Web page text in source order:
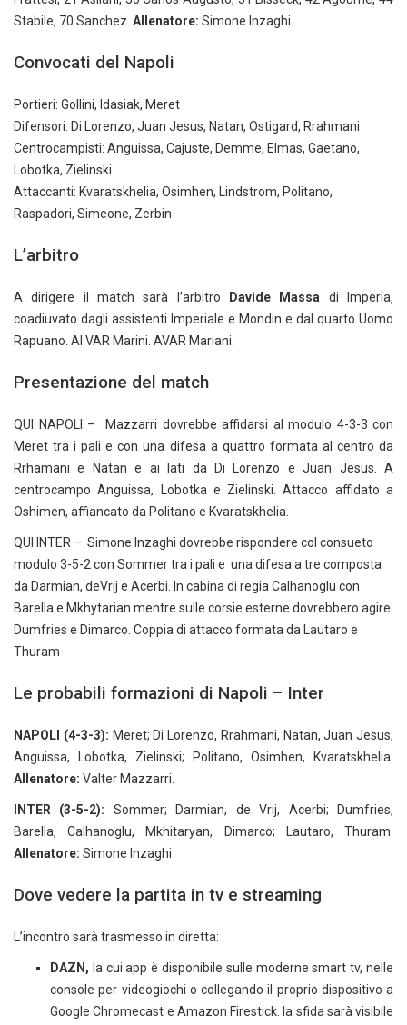
Stabile, 70 Sanchez. Allenatore: Simone Inzaghi.
Convocati del Napoli
Portieri: Gollini, Idasiak, Meret
Difensori: Di Lorenzo, Juan Jesus, Natan, Ostigard, Rrahmani
Centrocampisti: Anguissa, Cajuste, Demme, Elmas, Gaetano,
Lobotka, Zielinski
Attaccanti: Kvaratskhelia, Osimhen, Lindstrom, Politano,
Raspadori, Simeone, Zerbin
L’arbitro
A dirigere il match sarà l’arbitro Davide Massa di Imperia,
coadiuvato dagli assistenti Imperiale e Mondin e dal quarto Uomo
Rapuano. Al VAR Marini. AVAR Mariani.
Presentazione del match
QUI NAPOLI – Mazzarri dovrebbe affidarsi al modulo 4-3-3 con
Meret tra i pali e con una difesa a quattro formata al centro da
Rrhamani e Natan e ai lati da Di Lorenzo e Juan Jesus. A
centrocampo Anguissa, Lobotka e Zielinski. Attacco affidato a
Oshimen, affiancato da Politano e Kvaratskhelia.
QUI INTER – Simone Inzaghi dovrebbe rispondere col consueto
modulo 3-5-2 con Sommer tra i pali e una difesa a tre composta
da Darmian, deVrij e Acerbi. In cabina di regia Calhanoglu con
Barella e Mkhytarian mentre sulle corsie esterne dovrebbero agire
Dumfries e Dimarco. Coppia di attacco formata da Lautaro e
Thuram
Le probabili formazioni di Napoli – Inter
NAPOLI (4-3-3): Meret; Di Lorenzo, Rrahmani, Natan, Juan Jesus;
Anguissa, Lobotka, Zielinski; Politano, Osimhen, Kvaratskhelia.
Allenatore: Valter Mazzarri.
INTER (3-5-2): Sommer; Darmian, de Vrij, Acerbi; Dumfries,
Barella, Calhanoglu, Mkhitaryan, Dimarco; Lautaro, Thuram.
Allenatore: Simone Inzaghi
Dove vedere la partita in tv e streaming
L’incontro sarà trasmesso in diretta:
DAZN, la cui app è disponibile sulle moderne smart tv, nelle
console per videogiochi o collegando il proprio dispositivo a
Google Chromecast e Amazon Firestick. la sfida sarà visibile